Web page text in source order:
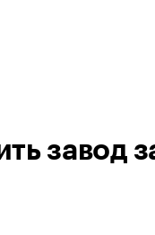
завод